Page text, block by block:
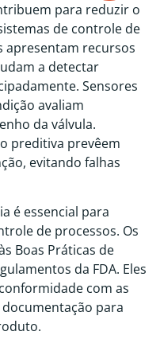
para reduzir o
de controle de
apresentam recursos
a detectar
Sensores
avaliam
da válvula.
preditiva prevêem
evitando falhas
é essencial para
de processos. Os
Boas Práticas de
da FDA. Eles
com as
para